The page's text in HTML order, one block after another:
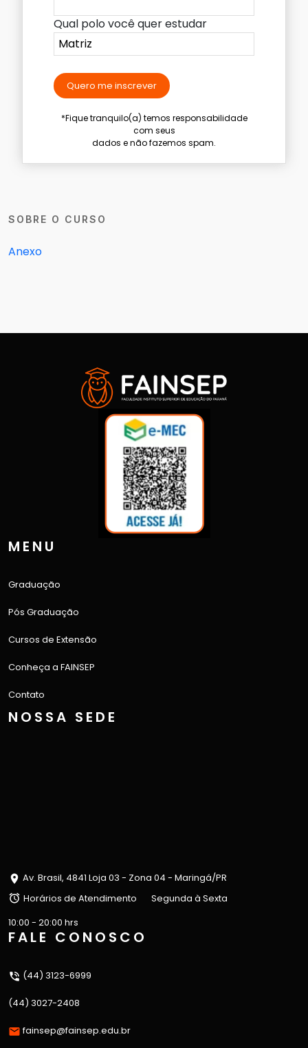
SOBRE O CURSO
Anexo
Qual polo você quer estudar
Quero me inscrever
*Fique tranquilo(a) temos responsabilidade
com seus
dados e não fazemos spam.
MENU
Graduação
Pós Graduação
Cursos de Extensão
Conheça a FAINSEP
Contato
NOSSA SEDE
Av. Brasil, 4841 Loja 03 - Zona 04 - Maringá/PR
Horários de Atendimento
Segunda à Sexta
10:00 - 20:00 hrs
FALE CONOSCO
(44) 3123-6999
(44) 3027-2408
fainsep@fainsep.edu.br